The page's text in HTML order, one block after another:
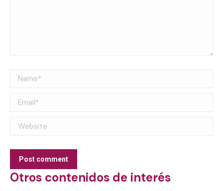
Name *
Email *
Website
Post comment
Otros contenidos de interés